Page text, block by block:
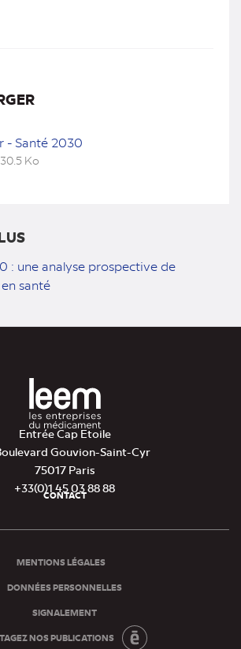
- Santé 2030
Ko
: une analyse prospective de
santé
Entrée Cap Etoile
Gouvion-Saint-Cyr
75017 Paris
+33(0)1 45 03 88 88
CONTACT
MENTIONS LÉGALES
DONNÉES PERSONNELLES
SIGNALEMENT
NOS PUBLICATIONS